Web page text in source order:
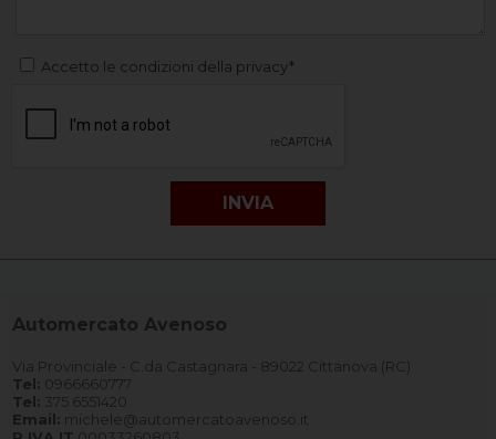
Accetto le condizioni della privacy*
Automercato Avenoso
Via Provinciale - C.da Castagnara - 89022 Cittanova (RC)
Tel: 0966660777
Tel: 375 6551420
Email: michele@automercatoavenoso.it